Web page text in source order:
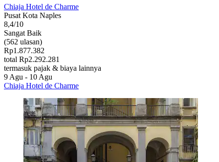
Chiaja Hotel de Charme
Pusat Kota Naples
8,4/10
Sangat Baik
(562 ulasan)
Rp1.877.382
total Rp2.292.281
termasuk pajak & biaya lainnya
9 Agu - 10 Agu
Chiaja Hotel de Charme